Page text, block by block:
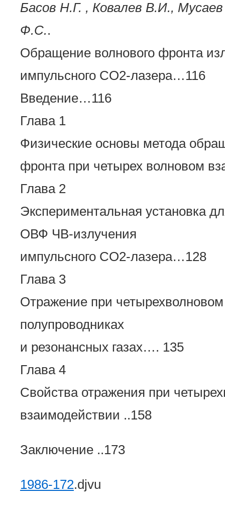
Басов Н.Г. , Ковалев В.И.,
Ф.С..
Обращение волнового фронта
импульсного CO2-лазера…116
Введение…116
Глава 1
Физические основы метода
фронта при четырех волновом
Глава 2
Экспериментальная установка
ОВФ ЧВ-излучения
импульсного CO2-лазера…128
Глава 3
Отражение при
полупроводниках
и резонансных газах…. 135
Глава 4
Свойства отражения при
взаимодействии ..158
Заключение ..173
1986-172.djvu